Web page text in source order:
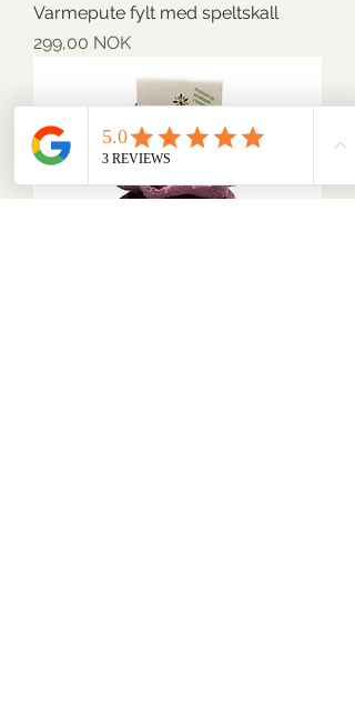
Varmepute fylt med speltskall
Preis
299,00 NOK